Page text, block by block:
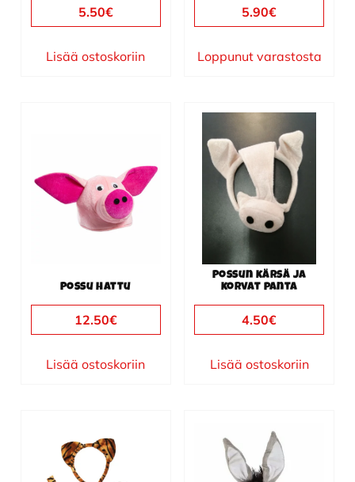
5.50€
Lisää ostoskoriin
5.90€
Loppunut varastosta
Possu hattu
12.50€
Lisää ostoskoriin
Possun kärsä ja
korvat panta
4.50€
Lisää ostoskoriin